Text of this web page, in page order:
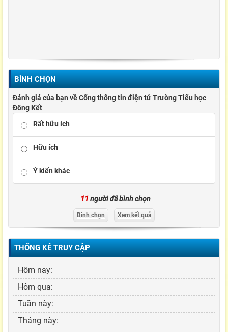
BÌNH CHỌN
Đánh giá của bạn về Cổng thông tin điện tử Trường Tiểu học
Đông Kết
Rất hữu ích
Hữu ích
Ý kiến khác
11 người đã bình chọn
Bình chọn Xem kết quả
THỐNG KÊ TRUY CẬP
Hôm nay:
Hôm qua:
Tuần này:
Tháng này: